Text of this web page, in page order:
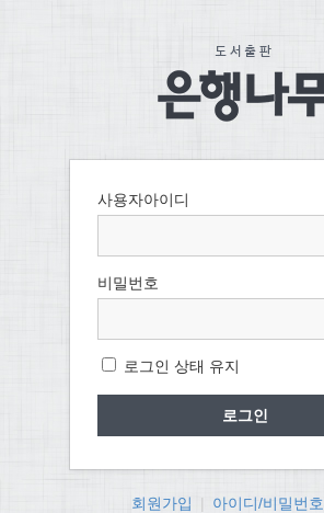
사용자아이디
비밀번호
로그인 상태 유지
회원가입 아이디/비밀번